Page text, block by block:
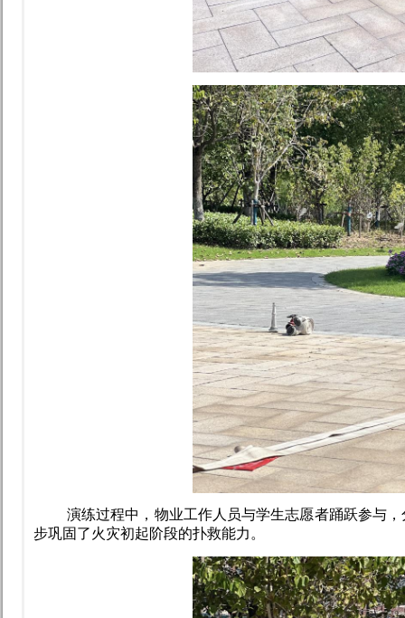
演练过程中，物业工作人员与学生志愿者踊跃参与
步巩固了火灾初起阶段的扑救能力。